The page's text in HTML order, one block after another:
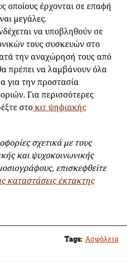
οποίους έρχονται σε επαφή
μεγάλες.
να υποβληθούν σε
τους συσκευών στο
την αναχώρησή τους από
πρέπει να λαμβάνουν όλα
για την προστασία
Για περισσότερες
στοκιτ ψηφιακής
σχετικά με τους
και ψυχοκοινωνικής
επισκεφθείτε
καταστάσεις έκτακτης
Tags: Ασφάλεια